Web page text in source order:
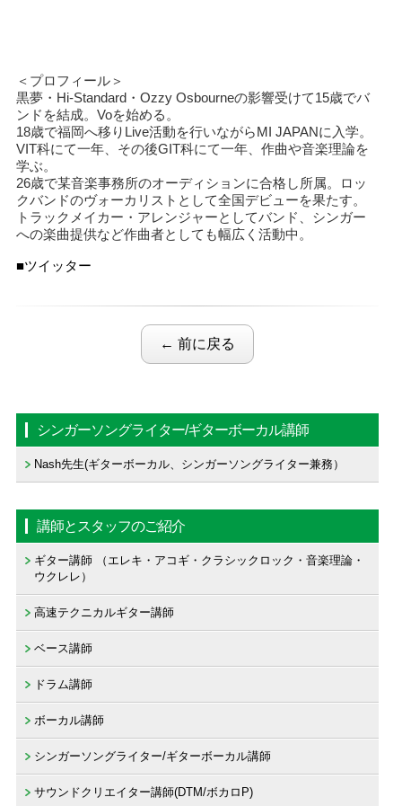
＜プロフィール＞
黒夢・Hi-Standard・Ozzy Osbourneの影響受けて15歳でバ
ンドを結成。Voを始める。
18歳で福岡へ移りLive活動を行いながらMI JAPANに入学。
VIT科にて一年、その後GIT科にて一年、作曲や音楽理論を
学ぶ。
26歳で某音楽事務所のオーディションに合格し所属。ロッ
クバンドのヴォーカリストとして全国デビューを果たす。
トラックメイカー・アレンジャーとしてバンド、シンガー
への楽曲提供など作曲者としても幅広く活動中。
■ツイッター
← 前に戻る
シンガーソングライター/ギターボーカル講師
Nash先生(ギターボーカル、シンガーソングライター兼務）
講師とスタッフのご紹介
ギター講師 （エレキ・アコギ・クラシックロック・音楽理論・
ウクレレ）
高速テクニカルギター講師
ベース講師
ドラム講師
ボーカル講師
シンガーソングライター/ギターボーカル講師
サウンドクリエイター講師(DTM/ボカロP)